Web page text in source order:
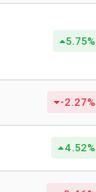
5.75%
-2.27%
4.52%